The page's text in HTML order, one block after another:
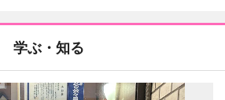
学ぶ・知る